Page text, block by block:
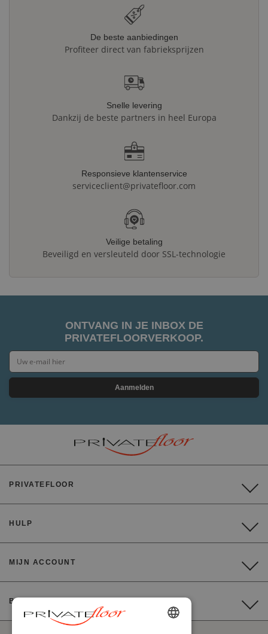
De beste aanbiedingen
Profiteer direct van fabrieksprijzen
Snelle levering
Dankzij de beste partners in heel Europa
Responsieve klantenservice
serviceclient@privatefloor.com
Veilige betaling
Beveiligd en versleuteld door SSL-technologie
ONTVANG IN JE INBOX DE
PRIVATEFLOORVERKOOP.
Aanmelden
PRIVATEFLOOR
HULP
MIJN ACCOUNT
BETALING